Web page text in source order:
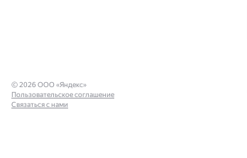
© 2026 ООО «Яндекс»
Пользовательское соглашение
Связаться с нами